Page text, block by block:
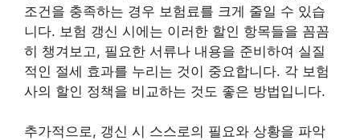
조건을 충족하는 경우 보험료를 크게 줄일 수 있습
니다. 보험 갱신 시에는 이러한 할인 항목들을 꼼꼼
히 챙겨보고, 필요한 서류나 내용을 준비하여 실질
적인 절세 효과를 누리는 것이 중요합니다. 각 보험
사의 할인 정책을 비교하는 것도 좋은 방법입니다.
추가적으로, 갱신 시 스스로의 필요와 상황을 파악